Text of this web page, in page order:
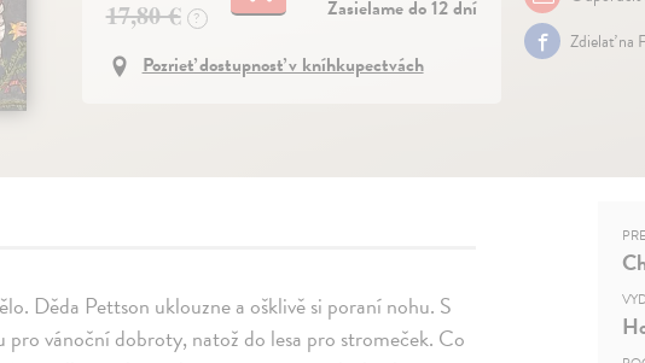
17,80 € ?
Zasielame do 12 dní
Pozrieť dostupnosť v kníhkupectvách
Zdielať na
Děda Pettson uklouzne a ošklivě si poraní nohu. S
vánoční dobroty, natož do lesa pro stromeček. Co